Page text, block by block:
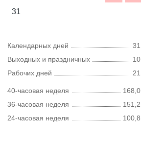
31
Календарных дней
31
Выходных и праздничных
10
Рабочих дней
21
40-часовая неделя
168,0
36-часовая неделя
151,2
24-часовая неделя
100,8